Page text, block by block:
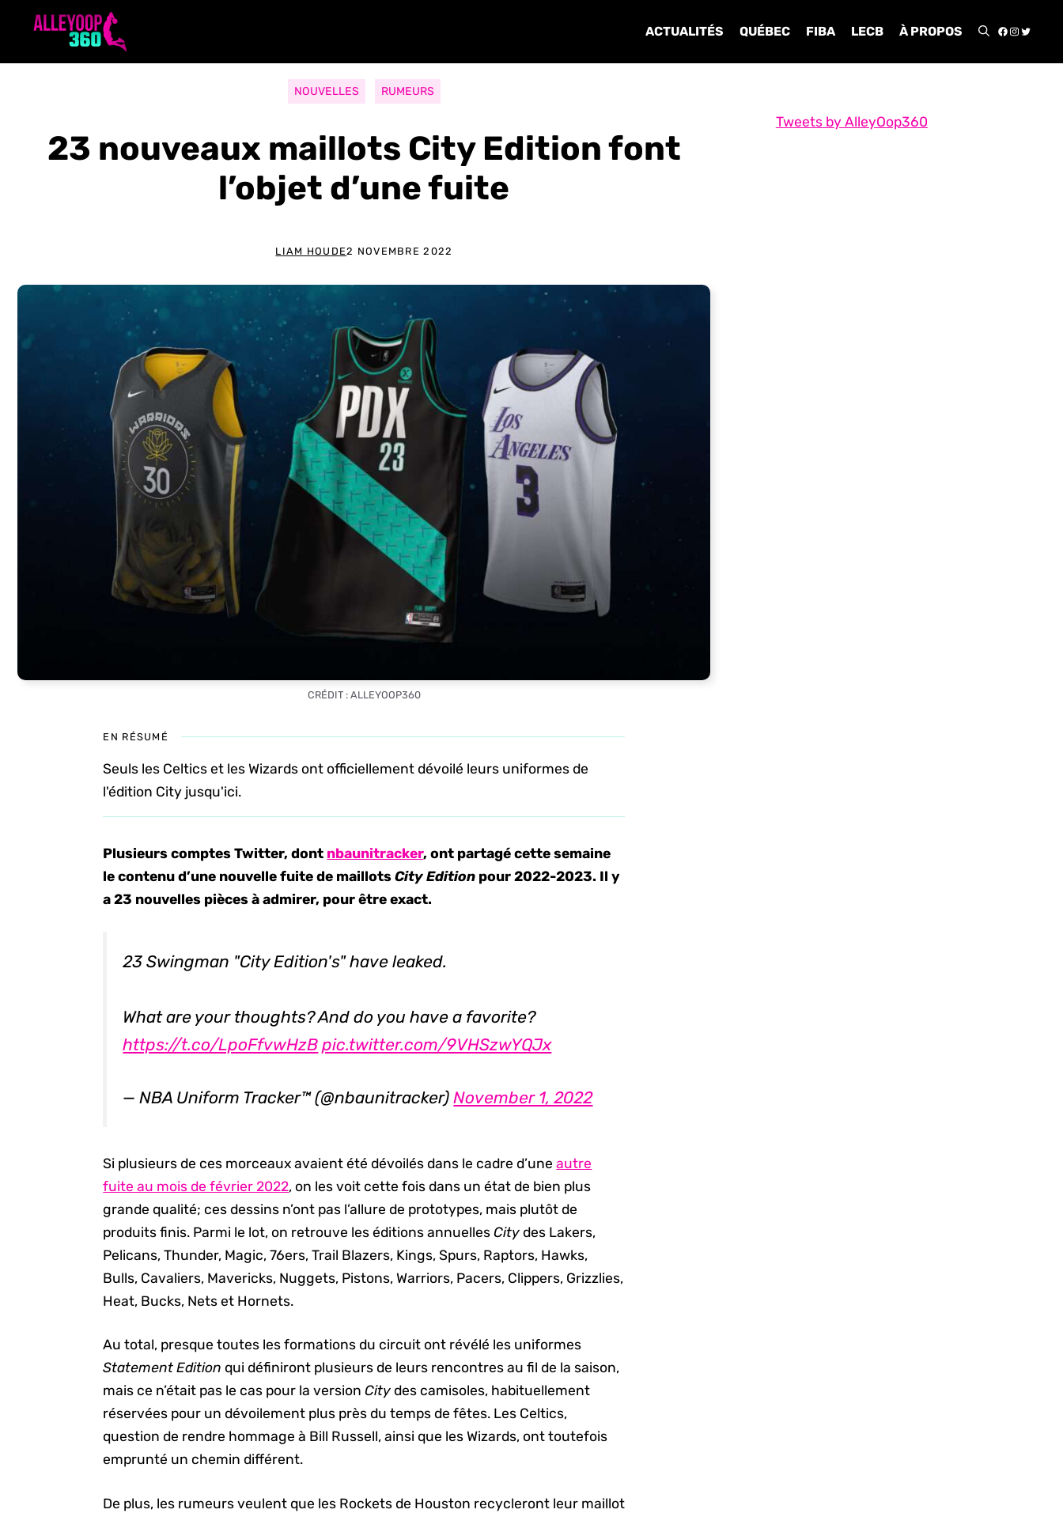
ACTUALITÉS QUÉBEC FIBA LECB À PROPOS
NOUVELLES RUMEURS
23 nouveaux maillots City Edition font
l’objet d’une fuite
LIAM HOUDE2 NOVEMBRE 2022
CRÉDIT : ALLEYOOP360
EN RÉSUMÉ
Seuls les Celtics et les Wizards ont officiellement dévoilé leurs uniformes de
l'édition City jusqu'ici.
Plusieurs comptes Twitter, dont nbaunitracker, ont partagé cette semaine
le contenu d’une nouvelle fuite de maillotsCity Edition pour 2022-2023. Il y
a 23 nouvelles pièces à admirer, pour être exact.
23 Swingman "City Edition's" have leaked.
What are your thoughts? And do you have a favorite?
https://t.co/LpoFfvwHzB pic.twitter.com/9VHSzwYQJx
— NBA Uniform Tracker™ (@nbaunitracker)November 1, 2022
Si plusieurs de ces morceaux avaient été dévoilés dans le cadre d’uneautre
fuite au mois de février 2022, on les voit cette fois dans un état de bien plus
grande qualité; ces dessins n’ont pas l’allure de prototypes, mais plutôt de
produits finis. Parmi le lot, on retrouve les éditions annuellesCity des Lakers,
Pelicans, Thunder, Magic, 76ers, Trail Blazers, Kings, Spurs, Raptors, Hawks,
Bulls, Cavaliers, Mavericks, Nuggets, Pistons, Warriors, Pacers, Clippers, Grizzlies,
Heat, Bucks, Nets et Hornets.
Au total, presque toutes les formations du circuit ont révélé les uniformes
Statement Edition qui définiront plusieurs de leurs rencontres au fil de la saison,
mais ce n’était pas le cas pour la versionCitydes camisoles, habituellement
réservées pour un dévoilement plus près du temps de fêtes. Les Celtics,
question de rendre hommage à Bill Russell, ainsi que les Wizards, ont toutefois
emprunté un chemin différent.
De plus, les rumeurs veulent que les Rockets de Houston recycleront leur maillot
Tweets by AlleyOop360